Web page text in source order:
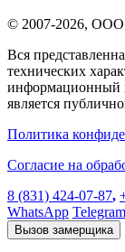
© 2007-2026, ООО
Вся
технических
информационный
является
Политика
Согласие на
8 (831) 424-07-87,
WhatsApp Telegram
Вызов замерщика